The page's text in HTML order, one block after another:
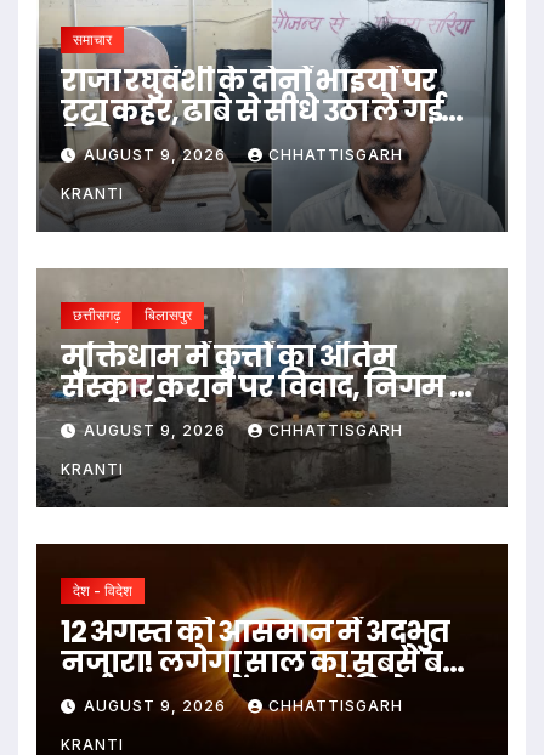
समाचार
राजा रघुवंशी के दोनों भाइयों पर
टूटा कहर, ढाबे से सीधे उठा ले गई
पुलिस
AUGUST 9, 2026 CHHATTISGARH
KRANTI
छत्तीसगढ़ बिलासपुर
मुक्तिधाम में कुत्तों का अंतिम
संस्कार कराने पर विवाद, निगम ने
कर्मचारी को हटाया
AUGUST 9, 2026 CHHATTISGARH
KRANTI
देश - विदेश
12 अगस्त को आसमान में अद्भुत
नजारा! लगेगा साल का सबसे बड़ा
सूर्य ग्रहण, जानें भारत में दिखेगा या
नहींAUGUST 9, 2026 CHHATTISGARH
KRANTI